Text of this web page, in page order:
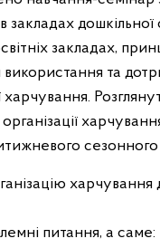
закладах
закладах,
використання та
харчування.
питання, а